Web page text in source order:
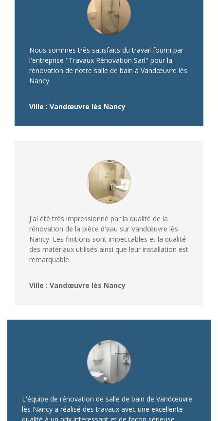
Nous sommes très satisfaits du travail fourni par
l'entreprise "Travaux Rénovation Sarl" pour la
rénovation de notre salle de bain à Vandœuvre lès
Nancy.
Ville : Vandœuvre lès Nancy
J'ai été très impressionné par la qualité de la
rénovation de la pièce d'eau sur Vandœuvre lès
Nancy. Les finitions sont impeccables et la qualité
des matériaux utilisés ainsi que leur installation est
remarquable.
Ville : Vandœuvre lès Nancy
L'équipe de rénovation de salle de bain de Vandœuvre
lès Nancy a réalisé des travaux avec une excellente